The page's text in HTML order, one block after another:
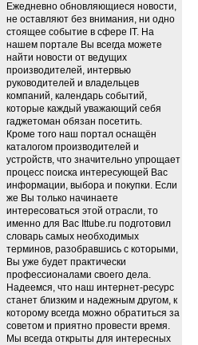
Ежедневно обновляющиеся новости,
не оставляют без внимания, ни одно
стоящее событие в сфере IT. На
нашем портале Вы всегда можете
найти новости от ведущих
производителей, интервью
руководителей и владельцев
компаний, календарь событий,
которые каждый уважающий себя
гаджетоман обязан посетить.
Кроме того наш портал оснащён
каталогом производителей и
устройств, что значительно упрощает
процесс поиска интересующей Вас
информации, выбора и покупки. Если
же Вы только начинаете
интересоваться этой отрасли, то
именно для Вас Ittube.ru подготовил
словарь самых необходимых
терминов, разобравшись с которыми,
Вы уже будет практически
профессионалами своего дела.
Надеемся, что наш интернет-ресурс
станет близким и надежным другом, к
которому всегда можно обратиться за
советом и приятно провести время.
Мы всегда открыты для интересных